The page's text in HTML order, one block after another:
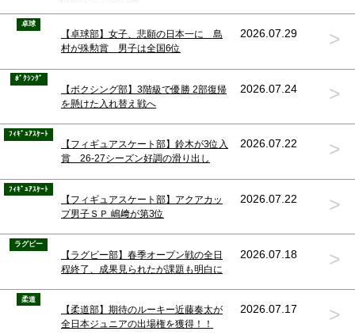
卓球
【卓球部】女子、悲願の日本一に 島
村が殊勲賞 男子は全国6位
2026.07.29 >
ﾎﾞｸｼﾝｸﾞ
【ボクシング部】3階級で優勝 2部復帰
を懸けた入れ替え戦へ
2026.07.24 >
ﾌｨｷﾞｭｱｽｹｰﾄ
【フィギュアスケート部】鈴木が3位入
賞 26-27シーズン好調の滑り出し
2026.07.22 >
ﾌｨｷﾞｭｱｽｹｰﾄ
【フィギュアスケート部】アクアカッ
プ男子ＳＰ 嶋﨑が第3位
2026.07.22 >
ラグビー
【ラグビー部】春季オープン戦の全日
程終了、成果見られたが課題も明白に
2026.07.18 >
柔道
【柔道部】期待のルーキー近藤奏太が
全日本ジュニアの出場権を獲得！！
2026.07.17 >